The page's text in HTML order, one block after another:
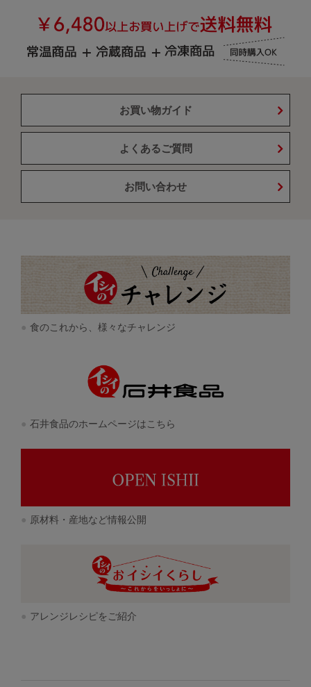
お買い物ガイド
よくあるご質問
お問い合わせ
食のこれから、様々なチャレンジ
石井食品のホームページはこちら
原材料・産地など情報公開
アレンジレシピをご紹介